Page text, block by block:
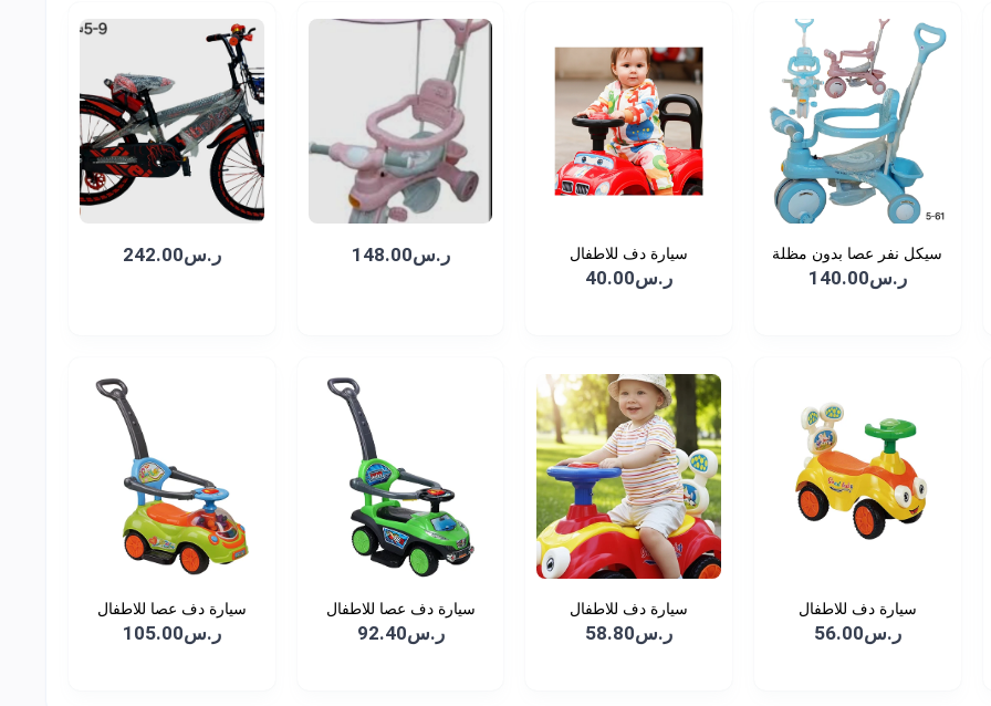
سيكل نفر عصا بدون مظلة
ر.س140.00
سيارة دف للاطفال
ر.س40.00
ر.س148.00 ر.س242.00
سيارة دف للاطفال
ر.س56.00
سيارة دف للاطفال
ر.س58.80
سيارة دف عصا للاطفال
ر.س92.40
سيارة دف عصا للاطفال
ر.س105.00